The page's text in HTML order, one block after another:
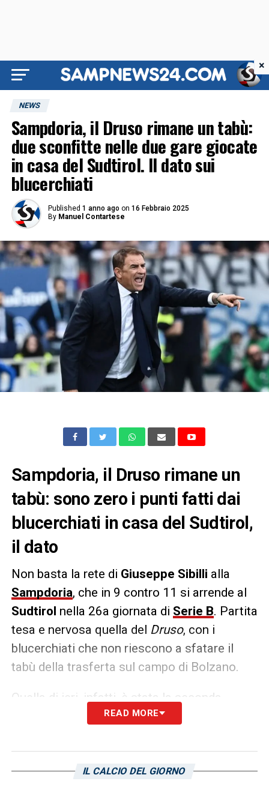
NEWS
Sampdoria, il Druso rimane un tabù:
due sconfitte nelle due gare giocate
in casa del Sudtirol. Il dato sui
blucerchiati
Published 1 anno ago on 16 Febbraio 2025
By Manuel Contartese
Sampdoria, il Druso rimane un
tabù: sono zero i punti fatti dai
blucerchiati in casa del Sudtirol,
il dato
Non basta la rete di Giuseppe Sibilli alla
Sampdoria, che in 9 contro 11 si arrende al
Sudtirol nella 26a giornata di Serie B. Partita
tesa e nervosa quella del Druso, con i
blucerchiati che non riescono a sfatare il
tabù della trasferta sul campo di Bolzano.
Quella di ieri, infatti, è stata la seconda
sconfitta in due gare per la Samp sul campo
stagione, altra sfida caratterizzata da
polemiche arbitrali. Due sfide, insomma, che i
READ MORE
IL CALCIO DEL GIORNO
×